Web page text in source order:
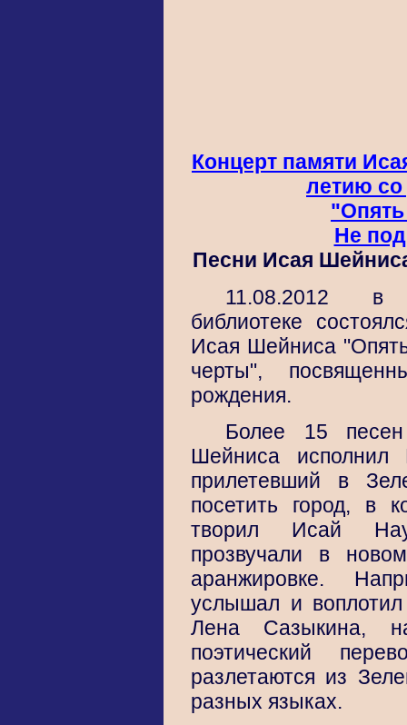
Концерт памяти
летию со
Не
Песни Исая
11.08.2012 в
библиотеке
Исая Шейниса
черты",
рождения.
Более 15
Шейниса исполнил
прилетевший в
посетить город, в
творил Исай
прозвучали в
аранжировке.
услышал и
Лена Сазыкина,
поэтический
разлетаются из
разных языках.